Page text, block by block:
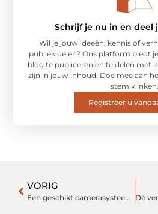
Schrijf je nu in en deel
Wil je jouw ideeën, kennis of
publiek delen? Ons platform biedt
blog te publiceren en te delen met
zijn in jouw inhoud. Doe mee aan
stem klinken.
Registreer u
VORIG
Een geschikt camerasysteem kiezen